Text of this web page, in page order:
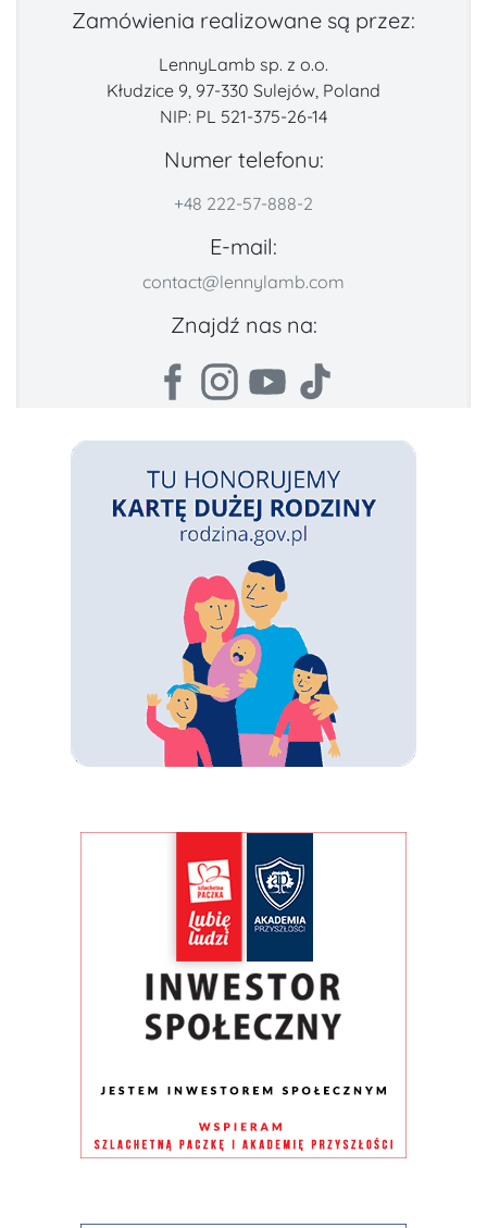
Zamówienia realizowane są przez:
LennyLamb sp. z o.o.
Kłudzice 9, 97-330 Sulejów, Poland
NIP: PL 521-375-26-14
Numer telefonu:
+48 222-57-888-2
E-mail:
contact@lennylamb.com
Znajdź nas na: